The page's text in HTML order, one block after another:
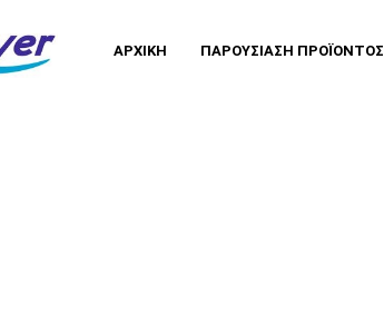
ΑΡΧΙΚΉ ΠΑΡΟΥΣΊΑΣΗ ΠΡΟΪΌΝΤΟΣ